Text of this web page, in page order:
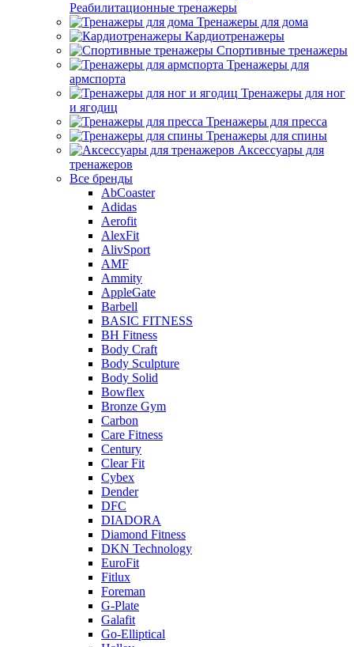
Реабилитационные тренажеры
Тренажеры для дома
Кардиотренажеры
Спортивные тренажеры
Тренажеры для
армспорта
Тренажеры для ног
и ягодиц
Тренажеры для пресса
Тренажеры для спины
Аксессуары для
тренажеров
Все бренды
AbCoaster
Adidas
Aerofit
AlexFit
AlivSport
AMF
Ammity
AppleGate
Barbell
BASIC FITNESS
BH Fitness
Body Craft
Body Sculpture
Body Solid
Bowflex
Bronze Gym
Carbon
Care Fitness
Century
Clear Fit
Cybex
Dender
DFC
DIADORA
Diamond Fitness
DKN Technology
EuroFit
Fitlux
Foreman
G-Plate
Galafit
Go-Elliptical